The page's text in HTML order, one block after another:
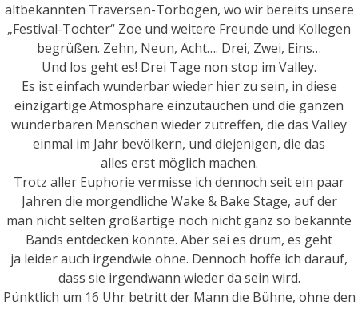
altbekannten Traversen-Torbogen, wo wir bereits unsere
„Festival-Tochter“ Zoe und weitere Freunde und Kollegen
begrüßen. Zehn, Neun, Acht…. Drei, Zwei, Eins…
Und los geht es! Drei Tage non stop im Valley.
Es ist einfach wunderbar wieder hier zu sein, in diese
einzigartige Atmosphäre einzutauchen und die ganzen
wunderbaren Menschen wieder zutreffen, die das Valley
einmal im Jahr bevölkern, und diejenigen, die das
alles erst möglich machen.
Trotz aller Euphorie vermisse ich dennoch seit ein paar
Jahren die morgendliche Wake & Bake Stage, auf der
man nicht selten großartige noch nicht ganz so bekannte
Bands entdecken konnte. Aber sei es drum, es geht
ja leider auch irgendwie ohne. Dennoch hoffe ich darauf,
dass sie irgendwann wieder da sein wird.
Pünktlich um 16 Uhr betritt der Mann die Bühne, ohne den